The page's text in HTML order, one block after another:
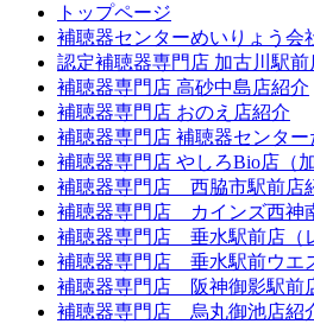
トップページ
補聴器センターめいりょう会
認定補聴器専門店 加古川駅前
補聴器専門店 高砂中島店紹介
補聴器専門店 おのえ店紹介
補聴器専門店 補聴器センタ
補聴器専門店 やしろBio店（
補聴器専門店 西脇市駅前店
補聴器専門店 カインズ西神
補聴器専門店 垂水駅前店（
補聴器専門店 垂水駅前ウエ
補聴器専門店 阪神御影駅前
補聴器専門店 烏丸御池店紹